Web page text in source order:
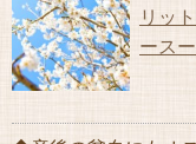
リッ
ース